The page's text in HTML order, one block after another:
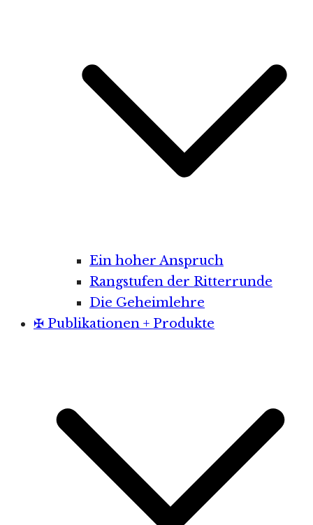
Ein hoher Anspruch
Rangstufen der Ritterrunde
Die Geheimlehre
✠ Publikationen + Produkte